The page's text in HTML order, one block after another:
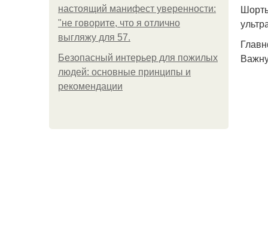
настоящий манифест уверенности:
"не говорите, что я отлично
выгляжу для 57.
Безопасный интерьер для пожилых
людей: основные принципы и
рекомендации